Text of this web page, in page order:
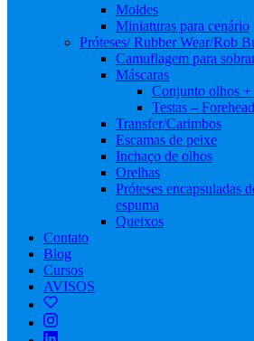
Moldes
Miniaturas para cenário
Próteses/ Rubber Wear/Rob
Camuflagem para
Máscaras
Conjunto olhos +
Testas – Forehead
Transfer/Carimbos
Escamas de peixe
Inchaço de olhos
Orelhas
Próteses encapsuladas
espuma
Queixos
Contato
Blog
Cursos
AVISOS